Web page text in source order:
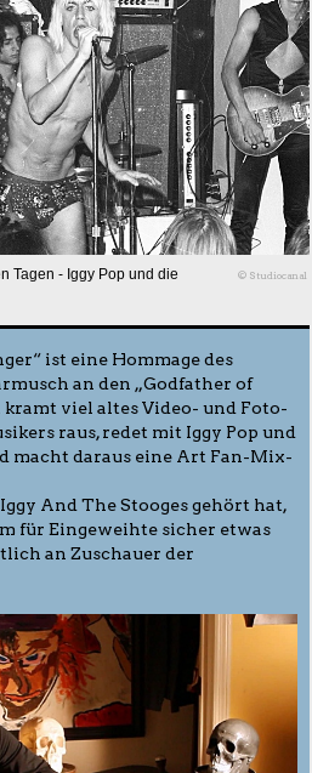
Tagen - Iggy Pop und die
© Studiocanal
ist eine Hommage des
an den „Godfather of
kramt viel altes Video- und Foto-
raus, redet mit Iggy Pop und
macht daraus eine Art Fan-Mix-
And The Stooges gehört hat,
für Eingeweihte sicher etwas
an Zuschauer der